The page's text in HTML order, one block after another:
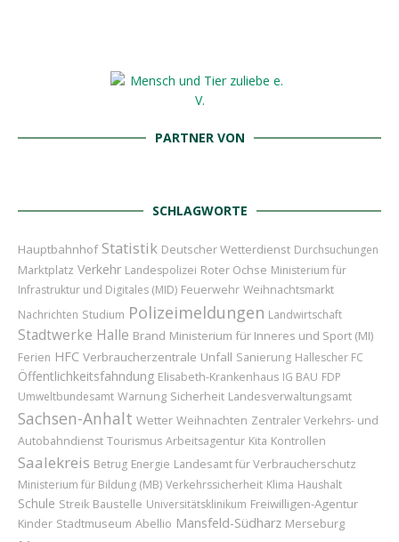
PARTNER VON
SCHLAGWORTE
Hauptbahnhof Statistik Deutscher Wetterdienst Durchsuchungen
Marktplatz Verkehr Landespolizei Roter Ochse Ministerium für
Infrastruktur und Digitales (MID) Feuerwehr Weihnachtsmarkt
Nachrichten Studium Polizeimeldungen Landwirtschaft
Stadtwerke Halle Brand Ministerium für Inneres und Sport (MI)
Ferien HFC Verbraucherzentrale Unfall Sanierung Hallescher FC
Öffentlichkeitsfahndung Elisabeth-Krankenhaus IG BAU FDP
Umweltbundesamt Warnung Sicherheit Landesverwaltungsamt
Sachsen-Anhalt Wetter Weihnachten Zentraler Verkehrs- und
Autobahndienst Tourismus Arbeitsagentur Kita Kontrollen
Saalekreis Betrug Energie Landesamt für Verbraucherschutz
Ministerium für Bildung (MB) Verkehrssicherheit Klima Haushalt
Schule Streik Baustelle Universitätsklinikum Freiwilligen-Agentur
Kinder Stadtmuseum Abellio Mansfeld-Südharz Merseburg